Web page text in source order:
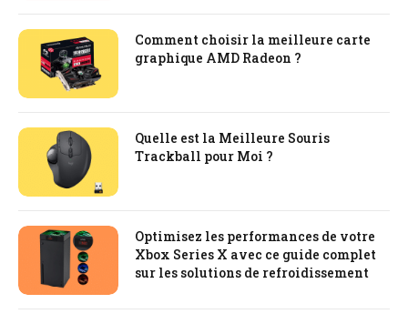
Comment choisir la meilleure carte
graphique AMD Radeon ?
Quelle est la Meilleure Souris
Trackball pour Moi ?
Optimisez les performances de votre
Xbox Series X avec ce guide complet
sur les solutions de refroidissement